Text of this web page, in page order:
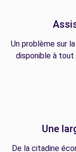
Un problème sur
disponible à tout
Une
De la citadine